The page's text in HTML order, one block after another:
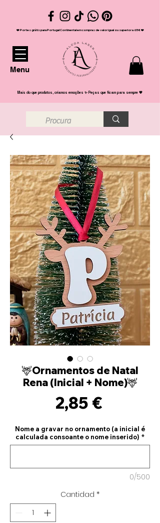
❤️ Portes grátis para Portugal Continental em compras de valor igual ou superior a 65€ ❤️
Menu
Mais do que produtos, criamos emoções ✨ Peças que ficam para sempre 💖
🦌Ornamentos de Natal
Rena (Inicial + Nome)🦌
2,85 €Precio
Nome a gravar no ornamento (a inicial é
calculada consoante o nome inserido) *
0/500
Cantidad *